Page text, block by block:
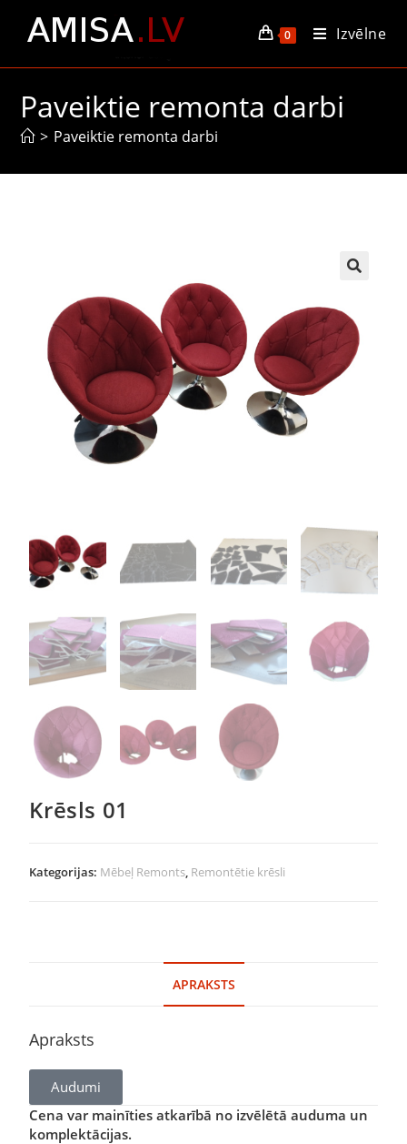
0 Izvēlne
Paveiktie remonta darbi
> Paveiktie remonta darbi
Krēsls 01
Kategorijas: Mēbeļ Remonts Remontētie krēsli
APRAKSTS
Apraksts
Audumi
Cena var mainīties atkarībā no izvēlētā auduma un
komplektācijas.